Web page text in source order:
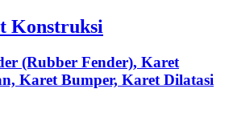
Konstruksi
(Rubber Fender), Karet
Karet Bumper, Karet Dilatasi